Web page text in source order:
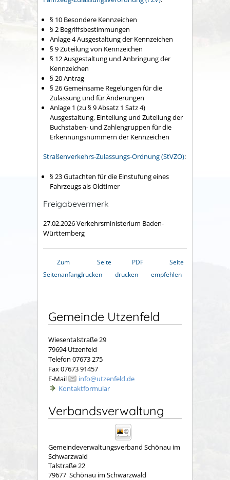
§ 10 Besondere Kennzeichen
§ 2 Begriffsbestimmungen
Anlage 4 Ausgestaltung der Kennzeichen
§ 9 Zuteilung von Kennzeichen
§ 12 Ausgestaltung und Anbringung der
Kennzeichen
§ 20 Antrag
§ 26 Gemeinsame Regelungen für die
Zulassung und für Änderungen
Anlage 1 (zu § 9 Absatz 1 Satz 4)
Ausgestaltung, Einteilung und Zuteilung der
Buchstaben- und Zahlengruppen für die
Erkennungsnummern der Kennzeichen
Straßenverkehrs-Zulassungs-Ordnung (StVZO):
§ 23 Gutachten für die Einstufung eines
Fahrzeugs als Oldtimer
Freigabevermerk
27.02.2026Verkehrsministerium Baden-
Württemberg
Zum
Seitenanfang
Seite
drucken
PDF
drucken
Seite
empfehlen
Gemeinde Utzenfeld
Wiesentalstraße 29
79694 Utzenfeld
Telefon 07673 275
Fax 07673 91457
E-Mail
info@utzenfeld.de
Kontaktformular
Verbandsverwaltung
Gemeindeverwaltungsverband Schönau im
Schwarzwald
Talstraße 22
79677 Schönau im Schwarzwald